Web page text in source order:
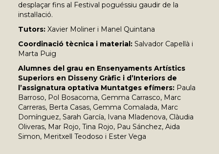
desplaçar fins al Festival poguéssiu gaudir de la
instal·lació.
Tutors: Xavier Moliner i Manel Quintana
Coordinació tècnica i material: Salvador Capellà i
Marta Puig
Alumnes del grau en Ensenyaments Artístics
Superiors en Disseny Gràfic i d’Interiors de
l’assignatura optativa Muntatges efímers: Paula
Barroso, Pol Bosacoma, Gemma Carrasco, Marc
Carreras, Berta Casas, Gemma Comalada, Marc
Domínguez, Sarah García, Ivana Mladenova, Clàudia
Oliveras, Mar Rojo, Tina Rojo, Pau Sánchez, Aida
Simon, Meritxell Teodoso i Ester Vega